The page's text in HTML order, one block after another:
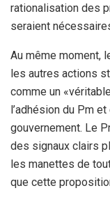
rationalisation des
seraient
Au même moment,
les autres actions
comme un
l’adhésion du Pm
gouvernement. Le
des signaux clairs
les manettes de
que cette